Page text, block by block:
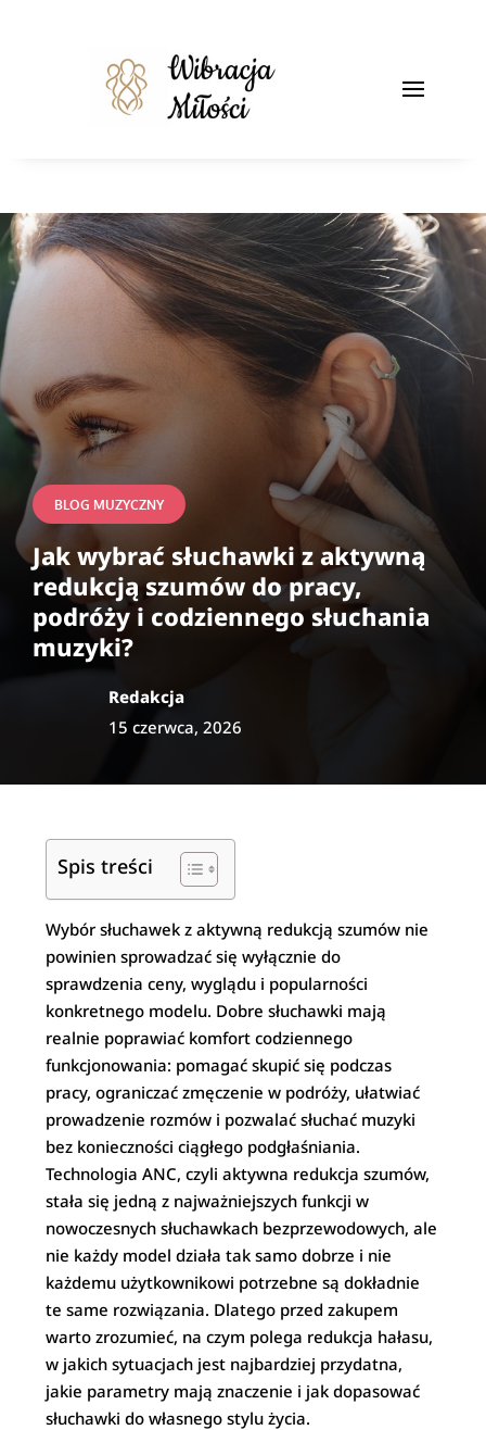
BLOG MUZYCZNY
Jak wybrać słuchawki z aktywną
redukcją szumów do pracy,
podróży i codziennego słuchania
muzyki?
Redakcja
15 czerwca, 2026
Spis treści
Wybór słuchawek z aktywną redukcją szumów nie
powinien sprowadzać się wyłącznie do
sprawdzenia ceny, wyglądu i popularności
konkretnego modelu. Dobre słuchawki mają
realnie poprawiać komfort codziennego
funkcjonowania: pomagać skupić się podczas
pracy, ograniczać zmęczenie w podróży, ułatwiać
prowadzenie rozmów i pozwalać słuchać muzyki
bez konieczności ciągłego podgłaśniania.
Technologia ANC, czyli aktywna redukcja szumów,
stała się jedną z najważniejszych funkcji w
nowoczesnych słuchawkach bezprzewodowych, ale
nie każdy model działa tak samo dobrze i nie
każdemu użytkownikowi potrzebne są dokładnie
te same rozwiązania. Dlatego przed zakupem
warto zrozumieć, na czym polega redukcja hałasu,
w jakich sytuacjach jest najbardziej przydatna,
jakie parametry mają znaczenie i jak dopasować
słuchawki do własnego stylu życia.